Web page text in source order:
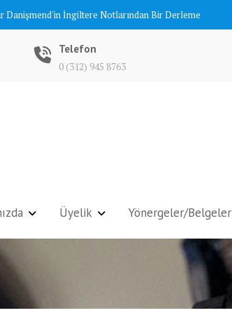
Danişmend'in İngiltere Notlarından Bir Derleme
Telefon
0 (312) 945 8763
Üyelik Yönergeler/Belgeler